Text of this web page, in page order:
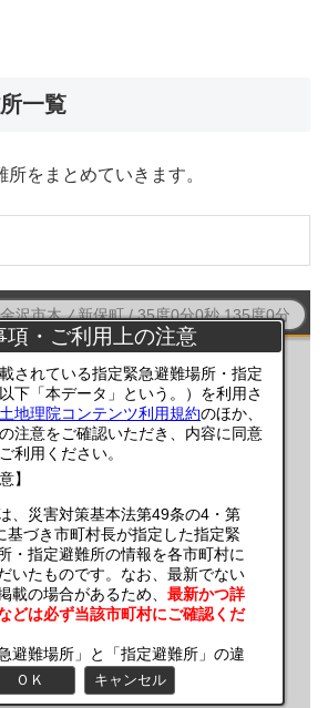
一覧
をまとめていきます。